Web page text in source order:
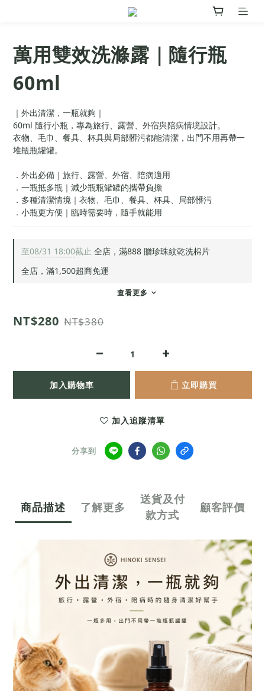
萬用雙效洗滌露｜隨行瓶
60ml
｜外出清潔，一瓶就夠｜
60ml 隨行小瓶，專為旅行、露營、外宿與陪病情境設計。
衣物、毛巾、餐具、杯具與局部髒污都能清潔，出門不用再帶一
堆瓶瓶罐罐。
．外出必備｜旅行、露營、外宿、陪病適用
．一瓶抵多瓶｜減少瓶瓶罐罐的攜帶負擔
．多種清潔情境｜衣物、毛巾、餐具、杯具、局部髒污
．小瓶更方便｜臨時需要時，隨手就能用
至08/31 18:00截止 全店，滿888 贈珍珠紋乾洗棉片
全店，滿1,500超商免運
查看更多
NT$280 NT$380
加入購物車 立即購買
加入追蹤清單
分享到
商品描述 了解更多
送貨及付
款方式
顧客評價